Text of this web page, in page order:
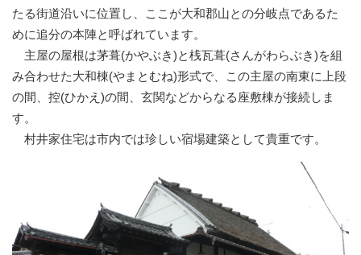
たる街道沿いに位置し、ここが大和郡山との分岐点であるた
めに追分の本陣と呼ばれています。
主屋の屋根は茅葺(かやぶき)と桟瓦葺(さんがわらぶき)を組
み合わせた大和棟(やまとむね)形式で、この主屋の南東に上段
の間、控(ひかえ)の間、玄関などからなる座敷棟が接続しま
す。
村井家住宅は市内では珍しい宿場建築として貴重です。